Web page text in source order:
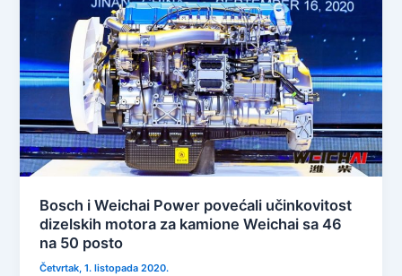
Bosch i Weichai Power povećali učinkovitost
dizelskih motora za kamione Weichai sa 46
na 50 posto
Četvrtak, 1. listopada 2020.